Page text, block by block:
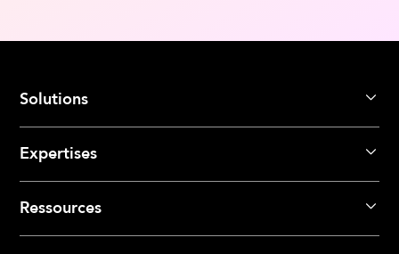
Solutions
Expertises
Ressources